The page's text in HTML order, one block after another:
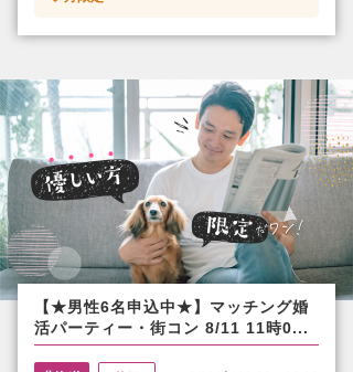
【★男性6名申込中★】マッチング婚
活パーティー・街コン 8/11 11時0...